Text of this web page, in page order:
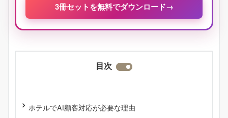
3冊セットを無料でダウンロード→
目次
ホテルでAI顧客対応が必要な理由